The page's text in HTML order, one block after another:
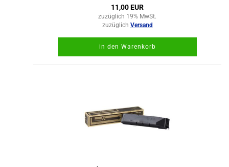
11,00 EUR
zuzüglich 19% MwSt.
zuzüglich Versand
in den Warenkorb